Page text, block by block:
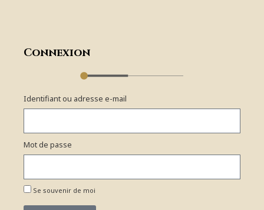
Connexion
Identifiant ou adresse e-mail
Mot de passe
Se souvenir de moi